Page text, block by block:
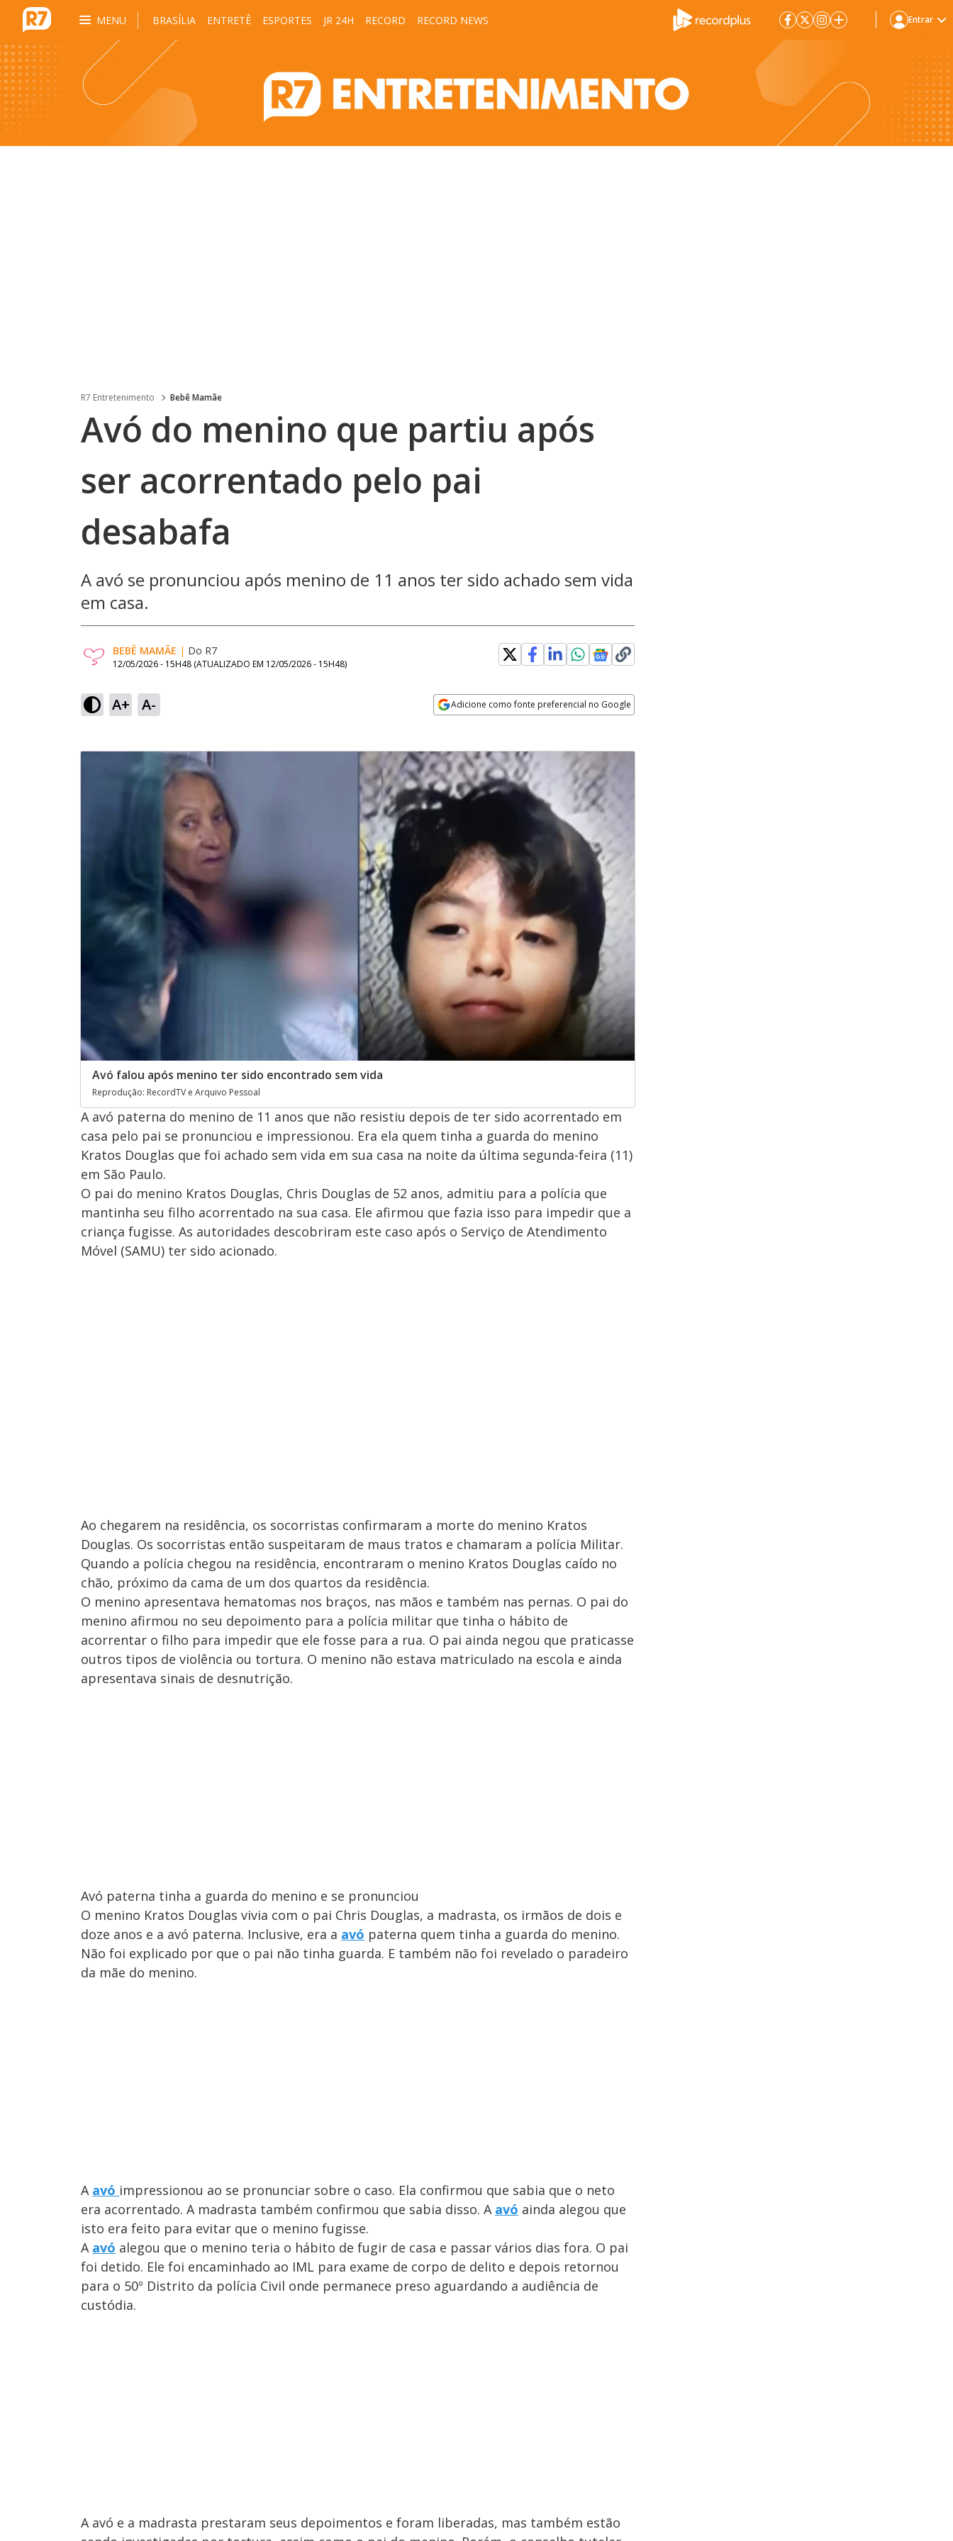
MENU BRASÍLIA ENTRETÊ ESPORTES JR 24H RECORD RECORD NEWS Entrar
R7 Entretenimento Bebê Mamãe
Avó do menino que partiu após
ser acorrentado pelo pai
desabafa
A avó se pronunciou após menino de 11 anos ter sido achado sem vida
em casa.
BEBÊ MAMÃE | Do R7
12/05/2026 - 15H48 (ATUALIZADO EM 12/05/2026 - 15H48)
A+ A- Adicione como fonte preferencial no Google
Avó falou após menino ter sido encontrado sem vida
Reprodução: RecordTV e Arquivo Pessoal
A avó paterna do menino de 11 anos que não resistiu depois de ter sido acorrentado em
casa pelo pai se pronunciou e impressionou. Era ela quem tinha a guarda do menino
Kratos Douglas que foi achado sem vida em sua casa na noite da última segunda-feira (11)
em São Paulo.
O pai do menino Kratos Douglas, Chris Douglas de 52 anos, admitiu para a polícia que
mantinha seu filho acorrentado na sua casa. Ele afirmou que fazia isso para impedir que a
criança fugisse. As autoridades descobriram este caso após o Serviço de Atendimento
Móvel (SAMU) ter sido acionado.
Ao chegarem na residência, os socorristas confirmaram a morte do menino Kratos
Douglas. Os socorristas então suspeitaram de maus tratos e chamaram a polícia Militar.
Quando a polícia chegou na residência, encontraram o menino Kratos Douglas caído no
chão, próximo da cama de um dos quartos da residência.
O menino apresentava hematomas nos braços, nas mãos e também nas pernas. O pai do
menino afirmou no seu depoimento para a polícia militar que tinha o hábito de
acorrentar o filho para impedir que ele fosse para a rua. O pai ainda negou que praticasse
outros tipos de violência ou tortura. O menino não estava matriculado na escola e ainda
apresentava sinais de desnutrição.
Avó paterna tinha a guarda do menino e se pronunciou
O menino Kratos Douglas vivia com o pai Chris Douglas, a madrasta, os irmãos de dois e
doze anos e a avó paterna. Inclusive, era a avó paterna quem tinha a guarda do menino.
Não foi explicado por que o pai não tinha guarda. E também não foi revelado o paradeiro
da mãe do menino.
A avó impressionou ao se pronunciar sobre o caso. Ela confirmou que sabia que o neto
era acorrentado. A madrasta também confirmou que sabia disso. A avó ainda alegou que
isto era feito para evitar que o menino fugisse.
A avó alegou que o menino teria o hábito de fugir de casa e passar vários dias fora. O pai
foi detido. Ele foi encaminhado ao IML para exame de corpo de delito e depois retornou
para o 50º Distrito da polícia Civil onde permanece preso aguardando a audiência de
custódia.
A avó e a madrasta prestaram seus depoimentos e foram liberadas, mas também estão